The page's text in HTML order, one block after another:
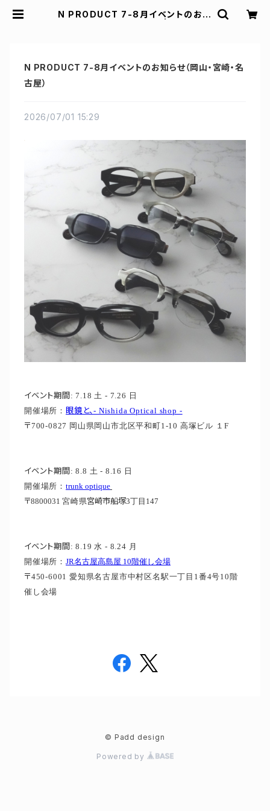
N PRODUCT 7-8月イベントのお知
N PRODUCT 7-8月イベントのお知らせ（岡山・宮崎・名
古屋）
2026/07/01 15:29
イベント期間 : 7.18 土 - 7.26 日
開催場所： 眼鏡と、- Nishida Optical shop -
〒700-0827 岡山県岡山市北区平和町1-10 高塚ビル １F
イベント期間 : 8.8 土 - 8.16 日
開催場所： trunk optique
〒8800031 宮崎県宮崎市船塚3丁目147
イベント期間 : 8.19 水 - 8.24 月
開催場所： JR名古屋高島屋 10階催し会場
〒450-6001 愛知県名古屋市中村区名駅一丁目1番4号10階
催し会場
© Padd design
Powered by